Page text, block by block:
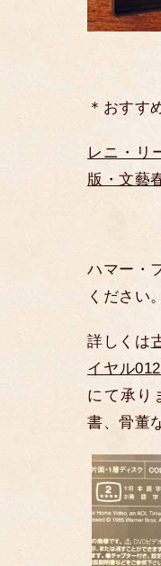
＊おすす
レニ・リ
版・文藝
ハマー・
ください。
詳しくは
イヤル
にて承り
書、骨董